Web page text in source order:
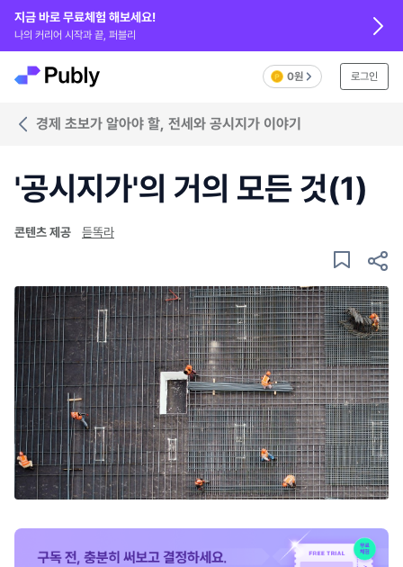
지금 바로 무료체험 해보세요!
나의 커리어 시작과 끝, 퍼블리
0원 로그인
경제 초보가 알아야 할, 전세와 공시지가 이야기
'공시지가'의 거의 모든 것(1)
콘텐츠 제공 듣똑라